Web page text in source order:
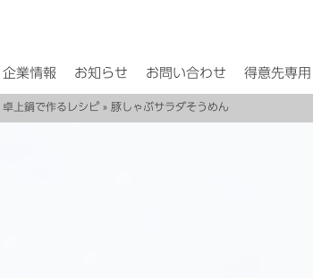
企業情報 お知らせ お問い合わせ 得意先専用
卓上鍋で作るレシピ» 豚しゃぶサラダそうめん